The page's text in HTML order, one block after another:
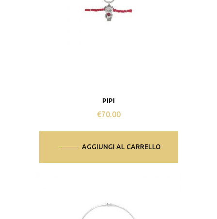
PIPI
€70.00
AGGIUNGI AL CARRELLO